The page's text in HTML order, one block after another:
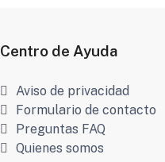
Centro de Ayuda
Aviso de privacidad
Formulario de contacto
Preguntas FAQ
Quienes somos